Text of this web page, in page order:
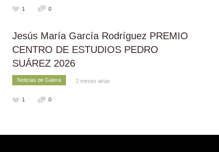
1 0
Jesús María García Rodríguez PREMIO
CENTRO DE ESTUDIOS PEDRO
SUÁREZ 2026
Noticias de Galera 2 meses atrás
1 0